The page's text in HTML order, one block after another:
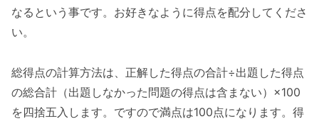
なるという事です。お好きなように得点を配分してくださ
い。
総得点の計算方法は、正解した得点の合計÷出題した得点
の総合計（出題しなかった問題の得点は含まない）×100
を四捨五入します。ですので満点は100点になります。得